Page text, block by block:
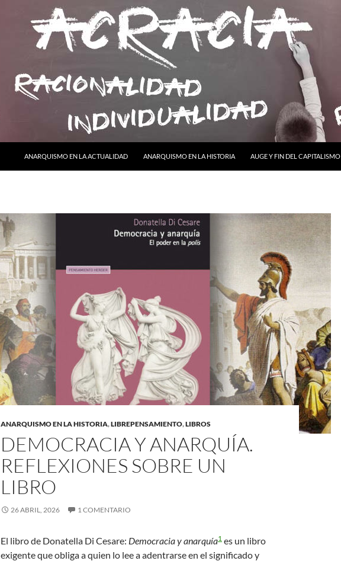
ANARQUISMO EN LA ACTUALIDAD
ANARQUISMO EN LA HISTORIA AUGE Y FIN DEL CAPITALISMO
ANARQUISMO EN LA HISTORIA,LIBREPENSAMIENTO,LIBROS
DEMOCRACIA Y ANARQUÍA.
REFLEXIONES SOBRE UN
LIBRO
26 ABRIL, 2026 1 COMENTARIO
El libro de Donatella Di Cesare: Democracia y anarquía1 es un libro
exigente que obliga a quien lo lee a adentrarse en el significado y